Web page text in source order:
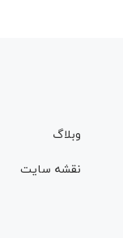
وبلاگ
نقشه سایت